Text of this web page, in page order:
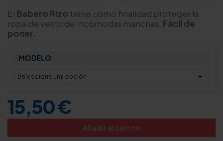
El Babero Rizo tiene como finalidad proteger la
ropa de vestir de incómodas manchas. Fácil de
poner.
MODELO
15,50 €
Añadir al carrito